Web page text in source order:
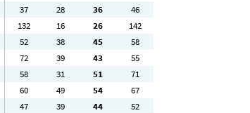
37 28 36
46
132 16 26
142
52 38 45
58
72 39 43
55
58 31 51
71
60 49 54
67
47 39 44
52